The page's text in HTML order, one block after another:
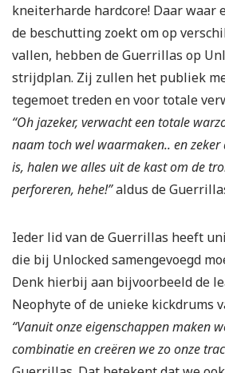
kneiterharde hardcore! Daar waar
de beschutting zoekt om op
vallen, hebben de Guerrillas op
strijdplan. Zij zullen het publiek
tegemoet treden en voor totale
“Oh jazeker, verwacht een totale
naam toch wel waarmaken.. en zeker
is, halen we alles uit de kast om de
perforeren, hehe!”aldus de
Ieder lid van de Guerrillas heeft
die bij Unlocked samengevoegd
Denk hierbij aan bijvoorbeeld de
Neophyte of de unieke kickdrums
“Vanuit onze eigenschappen maken
combinatie en creëren we zo onze